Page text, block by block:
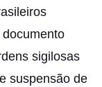
sigilosas
suspensão de